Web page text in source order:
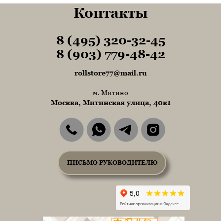
Контакты
rollstore77@mail.ru
м. Митино
Москва, Митинская улица, 40к1
8 (495) 320-32-45
8 (903) 779-48-42
Tel1
Tel1
ПИСЬМО РУКОВОДИТЕЛЮ